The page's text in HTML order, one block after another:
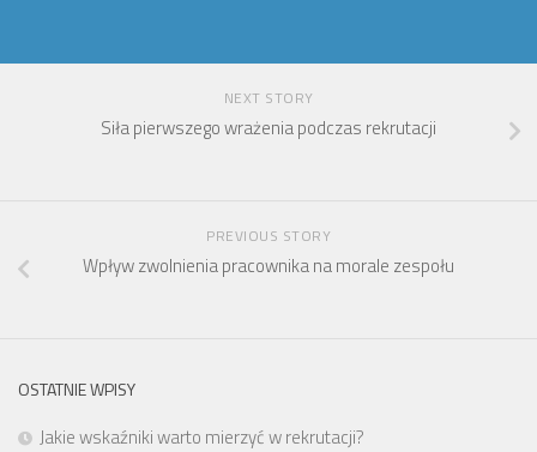
NEXT STORY
Siła pierwszego wrażenia podczas rekrutacji
PREVIOUS STORY
Wpływ zwolnienia pracownika na morale zespołu
OSTATNIE WPISY
Jakie wskaźniki warto mierzyć w rekrutacji?